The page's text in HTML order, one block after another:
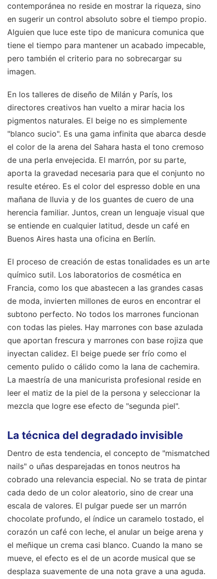
contemporánea no reside en mostrar la riqueza, sino
en sugerir un control absoluto sobre el tiempo propio.
Alguien que luce este tipo de manicura comunica que
tiene el tiempo para mantener un acabado impecable,
pero también el criterio para no sobrecargar su
imagen.
En los talleres de diseño de Milán y París, los
directores creativos han vuelto a mirar hacia los
pigmentos naturales. El beige no es simplemente
"blanco sucio". Es una gama infinita que abarca desde
el color de la arena del Sahara hasta el tono cremoso
de una perla envejecida. El marrón, por su parte,
aporta la gravedad necesaria para que el conjunto no
resulte etéreo. Es el color del espresso doble en una
mañana de lluvia y de los guantes de cuero de una
herencia familiar. Juntos, crean un lenguaje visual que
se entiende en cualquier latitud, desde un café en
Buenos Aires hasta una oficina en Berlín.
El proceso de creación de estas tonalidades es un arte
químico sutil. Los laboratorios de cosmética en
Francia, como los que abastecen a las grandes casas
de moda, invierten millones de euros en encontrar el
subtono perfecto. No todos los marrones funcionan
con todas las pieles. Hay marrones con base azulada
que aportan frescura y marrones con base rojiza que
inyectan calidez. El beige puede ser frío como el
cemento pulido o cálido como la lana de cachemira.
La maestría de una manicurista profesional reside en
leer el matiz de la piel de la persona y seleccionar la
mezcla que logre ese efecto de "segunda piel".
La técnica del degradado invisible
Dentro de esta tendencia, el concepto de "mismatched
nails" o uñas desparejadas en tonos neutros ha
cobrado una relevancia especial. No se trata de pintar
cada dedo de un color aleatorio, sino de crear una
escala de valores. El pulgar puede ser un marrón
chocolate profundo, el índice un caramelo tostado, el
corazón un café con leche, el anular un beige arena y
el meñique un crema casi blanco. Cuando la mano se
mueve, el efecto es el de un acorde musical que se
desplaza suavemente de una nota grave a una aguda.